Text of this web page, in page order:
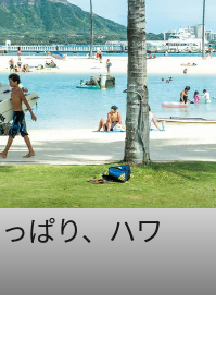
ぱり、ハワ